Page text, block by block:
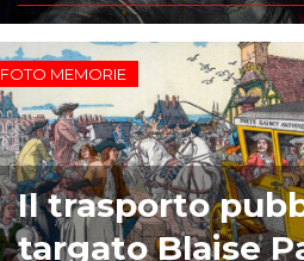
FOTO MEMORIE
Il trasporto
targato Blaise